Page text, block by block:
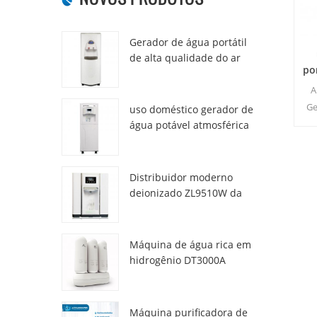
Gerador de água portátil
de alta qualidade do ar
uso doméstico gerador de
água potável atmosférica
Distribuidor moderno
deionizado ZL9510W da
Máquina de água rica em
hidrogênio DT3000A
Máquina purificadora de